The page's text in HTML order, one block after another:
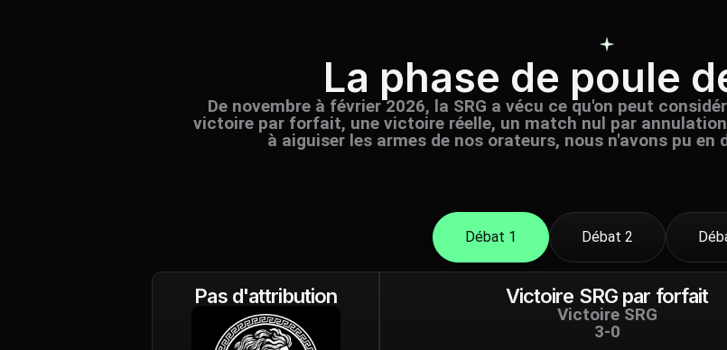
La phase de poule
De novembre à février 2026, la SRG a vécu ce qu'on peut
victoire par forfait, une victoire réelle, un match nul par
à aiguiser les armes de nos orateurs, nous n'avons pu en
Débat 1 Débat 2
Pas d'attribution Victoire SRG par forfait
Victoire SRG
3-0